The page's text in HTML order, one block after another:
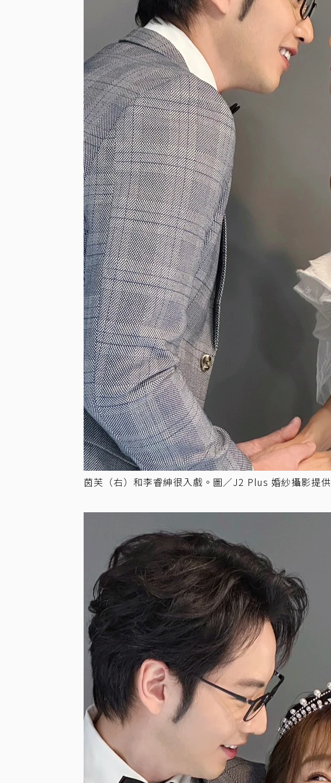
茵芙（右）和李睿紳很入戲。圖／J2 Plus 婚紗攝影提供